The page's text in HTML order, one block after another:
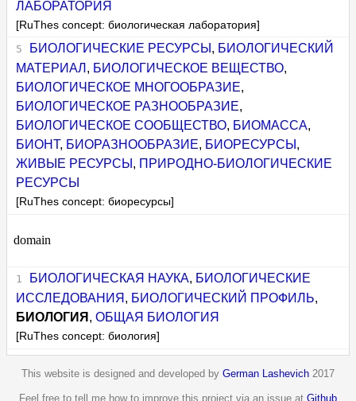
ЛАБОРАТОРИЯ
[RuThes concept: биологическая лаборатория]
БИОЛОГИЧЕСКИЕ РЕСУРСЫ , БИОЛОГИЧЕСКИЙ
МАТЕРИАЛ , БИОЛОГИЧЕСКОЕ ВЕЩЕСТВО,
БИОЛОГИЧЕСКОЕ МНОГООБРАЗИЕ,
БИОЛОГИЧЕСКОЕ РАЗНООБРАЗИЕ,
БИОЛОГИЧЕСКОЕ СООБЩЕСТВО, БИОМАССА,
БИОНТ, БИОРАЗНООБРАЗИЕ, БИОРЕСУРСЫ ,
ЖИВЫЕ РЕСУРСЫ , ПРИРОДНО-БИОЛОГИЧЕСКИЕ
РЕСУРСЫ
[RuThes concept: биоресурсы]
domain
БИОЛОГИЧЕСКАЯ НАУКА, БИОЛОГИЧЕСКИЕ
ИССЛЕДОВАНИЯ , БИОЛОГИЧЕСКИЙ ПРОФИЛЬ,
БИОЛОГИЯ ,ОБЩАЯ БИОЛОГИЯ
[RuThes concept: биология]
This website is designed and developed by German Lashevich 2017
Feel free to tell me how to improve this project via an issue at Github